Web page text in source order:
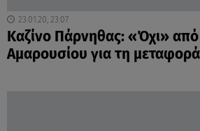
23.01.20, 23:07
Καζίνο Πάρνηθας: «Όχι»
Αμαρουσίου για τη μεταφορά